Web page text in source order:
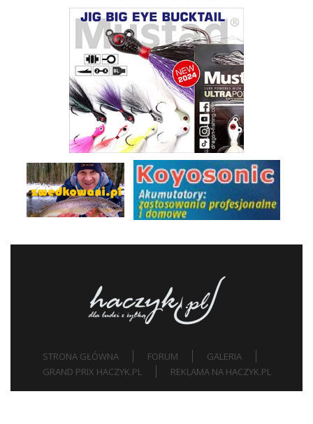
STRONA GŁÓWNA FORUM
GALERIA
GRAND PRIX HACZYK.PL
REKLAMA NA HACZYK.PL